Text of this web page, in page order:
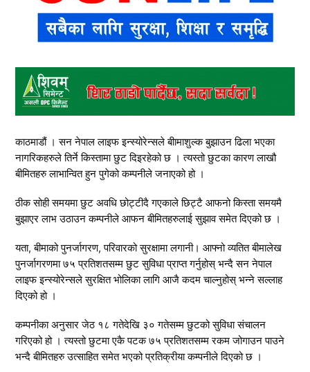
काठमाडौं । सन नेपाल लाइफ इन्स्योरेन्सले बीामाशुल्क बुझाउन ढिला भएका
नागरिकहरुले तिर्ने किस्तामा छुट दिइरहेको छ । त्यस्तो छुटका कारण लाखौ
बीमितहरु लाभान्वित हुन पुगेको कम्पनीले जनाएको हो ।
ठीक सोही समयमा छुट अवधि छोट्टीदै गएकाले छिट्टै आफनो किस्ता समयमै
बुझाएर लाभ उठाउन कम्पनीले आफन बीमितहरुलाई सुझाव समेत दिएको छ ।
यता, बीमाको पुनर्जागरण, परिवारको सुरक्षामा लगानी। आफ्नो व्यतित बीमालेख
पुनर्जागरणमा ७५ प्रतिशतसम्म छुट सुविधा प्राप्त गर्नुहोस् भन्दै सन नेपाल
लाइफ इन्स्योरेन्सले सुरक्षित भोलिका लागि आजै कदम चाल्नुहोस् भन्ने सल्लाह
दिएको हो ।
कम्पनीका अनुसार जेठ १८ गतेदेखि ३० गतेसम्म छुटको सुविधा संचालन
गरिएको हो । त्यस्तो छुटमा एकै पटक ७५ प्रतिशतसम्म रकम जोगाउन पाउने
भन्दै बीमितहरु उत्साहित समेत भएको प्रतिक्रीया कम्पनीले दिएको छ ।